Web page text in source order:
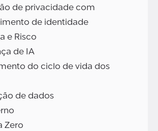
de privacidade com
de identidade
e Risco
de IA
do ciclo de vida dos
de dados
Zero